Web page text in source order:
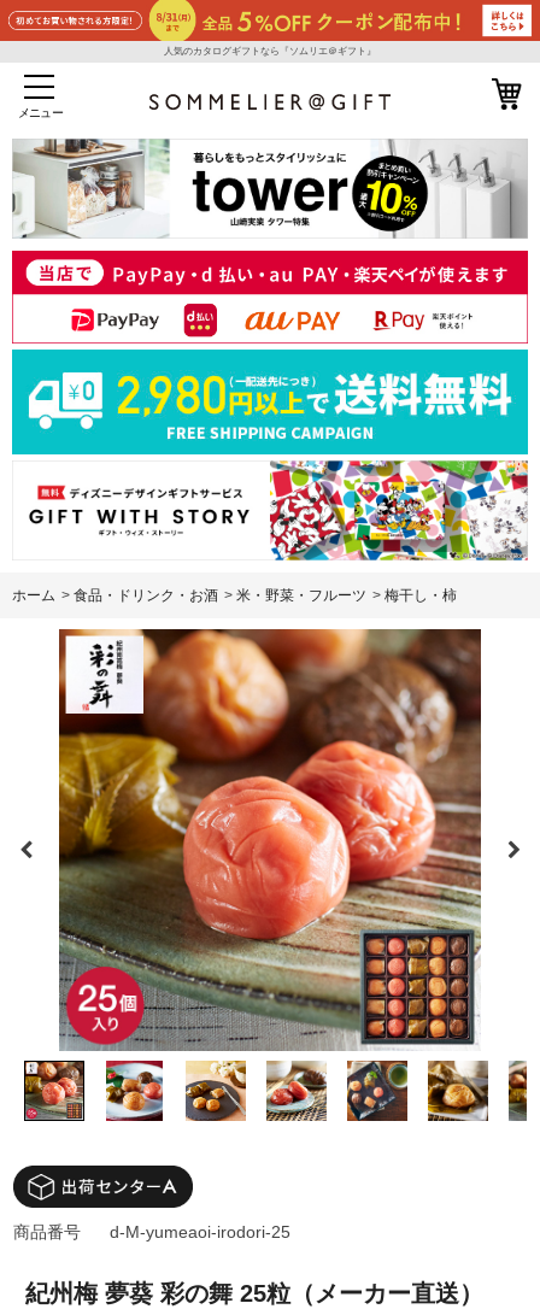
人気のカタログギフトなら『ソムリエ＠ギフト』
メニュー
ホーム > 食品・ドリンク・お酒 > 米・野菜・フルーツ > 梅干し・柿
紀州梅 夢葵 彩の舞 25粒（メーカー直送）
商品番号 d-M-yumeaoi-irodori-25